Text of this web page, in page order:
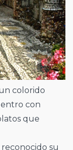
colorido
con
que
reconocido su